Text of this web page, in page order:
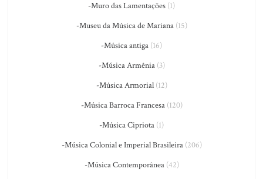
-Muro das Lamentações (1)
-Museu da Música de Mariana(15)
-Música antiga (16)
-Música Armênia(3)
-Música Armorial(12)
-Música Barroca Francesa(120)
-Música Cipriota (1)
-Música Colonial e Imperial Brasileira(206)
-Música Contemporânea(42)